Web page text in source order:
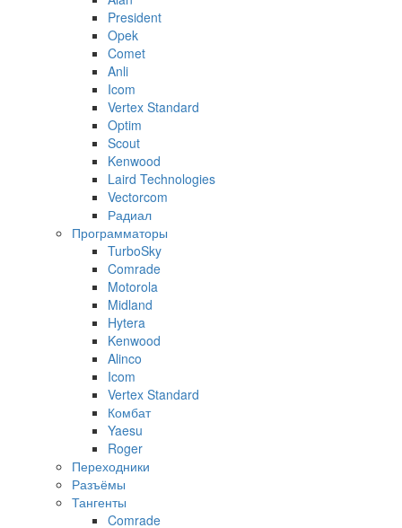
President
Opek
Comet
Anli
Icom
Vertex Standard
Optim
Scout
Kenwood
Laird Technologies
Vectorcom
Радиал
Программаторы
TurboSky
Comrade
Motorola
Midland
Hytera
Kenwood
Alinco
Icom
Vertex Standard
Комбат
Yaesu
Roger
Переходники
Разъёмы
Тангенты
Comrade